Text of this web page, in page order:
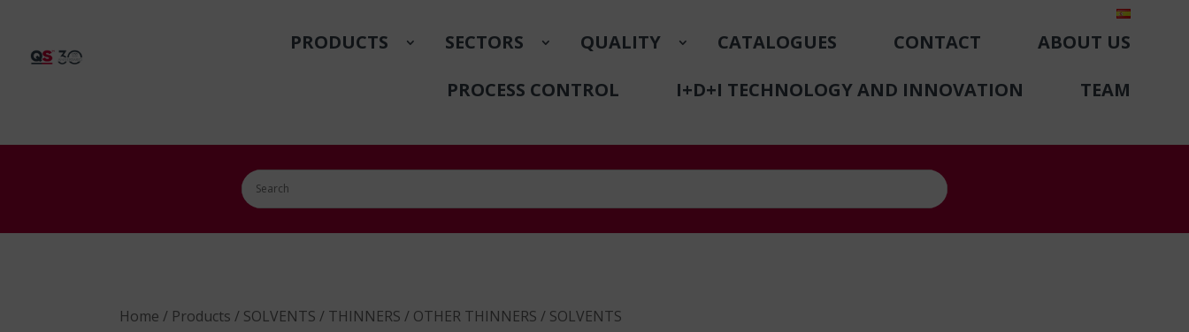
PRODUCTS SECTORS QUALITY CATALOGUES CONTACT
ABOUT US
PROCESS CONTROL
I+D+I TECHNOLOGY AND INNOVATION TEAM
Home / Products / SOLVENTS / THINNERS / OTHER THINNERS / SOLVENTS